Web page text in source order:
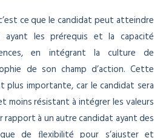
ce que le candidat peut atteindre
ayant les prérequis et la capacité
en intégrant la culture de
de son champ d’action. Cette
plus importante, car le candidat sera
moins résistant à intégrer les valeurs
rapport à un autre candidat ayant des
de ﬂexibilité pour s’ajuster et